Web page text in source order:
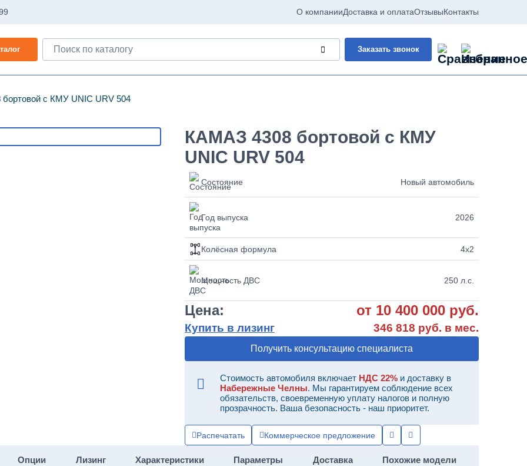
О компанииДоставка и оплатаОтзывыКонтакты
Заказать звонок
с КМУ UNIC URV 504
КАМАЗ 4308 бортовой с КМУ
UNIC URV 504
Состояние Новый автомобиль
Год выпуска 2026
Колёсная формула 4х2
Мощность ДВС 250 л.с.
Цена: от 10 400 000 руб.
Купить в лизинг 346 818 руб. в мес.
Получить консультацию специалиста
Стоимость автомобиля включает НДС 22% и доставку в
Набережные Челны. Мы гарантируем соблюдение всех
обязательств, своевременную уплату налогов и полную
прозрачность. Ваша безопасность - наш приоритет.
Распечатать Коммерческое предложение
Опции Лизинг Характеристики Параметры Доставка Похожие модели